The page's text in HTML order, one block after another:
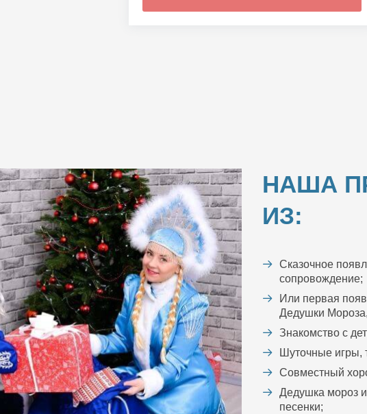
НАША
ИЗ:
Сказочное
сопровождение;
Или первая
Дедушки Мороза,
Знакомство с
Шуточные игры,
Совместный
Дедушка мороз
песенки;